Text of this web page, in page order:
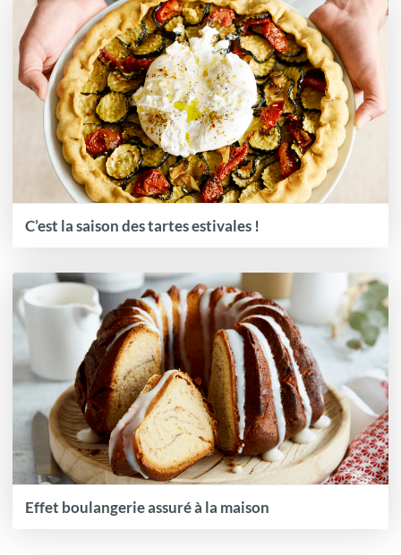
C’est la saison des tartes estivales !
Effet boulangerie assuré à la maison